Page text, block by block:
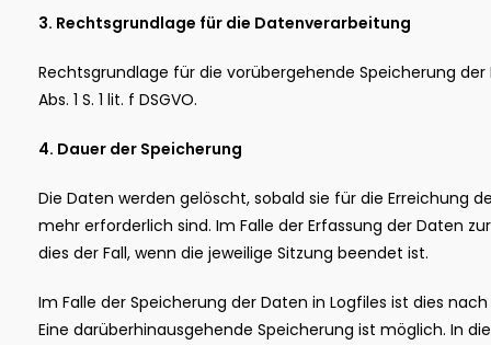
3. Rechtsgrundlage für die Datenverarbeitung
Rechtsgrundlage für die vorübergehende Speicherung
Abs. 1 S. 1 lit. f DSGVO.
4. Dauer der Speicherung
Die Daten werden gelöscht, sobald sie für die Erreichung
mehr erforderlich sind. Im Falle der Erfassung der Daten
dies der Fall, wenn die jeweilige Sitzung beendet ist.
Im Falle der Speicherung der Daten in Logfiles ist dies
Eine darüberhinausgehende Speicherung ist möglich. In